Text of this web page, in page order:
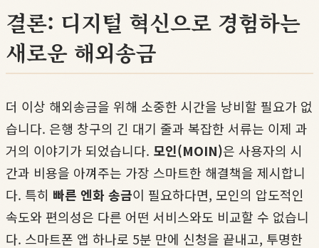
결론: 디지털 혁신으로 경험하는
새로운 해외송금
더 이상 해외송금을 위해 소중한 시간을 낭비할 필요가 없
습니다. 은행 창구의 긴 대기 줄과 복잡한 서류는 이제 과
거의 이야기가 되었습니다. 모인(MOIN)은 사용자의 시
간과 비용을 아껴주는 가장 스마트한 해결책을 제시합니
다. 특히 빠른 엔화 송금이 필요하다면, 모인의 압도적인
속도와 편의성은 다른 어떤 서비스와도 비교할 수 없습니
다. 스마트폰 앱 하나로 5분 만에 신청을 끝내고, 투명한